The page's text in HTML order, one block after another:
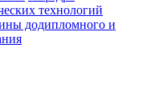
технологий
додипломного и